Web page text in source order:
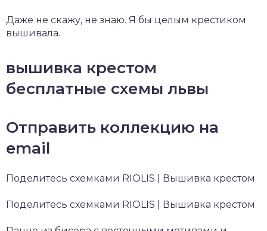
Даже не скажу, не знаю. Я бы целым крестиком
вышивала.
вышивка крестом
бесплатные схемы львы
Отправить коллекцию на
email
Поделитесь схемками RIOLIS | Вышивка крестом
Поделитесь схемками RIOLIS | Вышивка крестом